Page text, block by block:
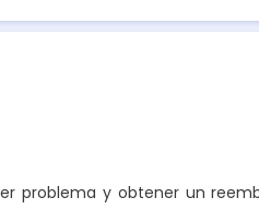
problema y obtener un